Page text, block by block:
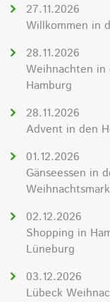
27.11.2026
Willkommen in
28.11.2026
Weihnachten
Hamburg
28.11.2026
Advent in den
01.12.2026
Gänseessen in
02.12.2026
Shopping in
Lüneburg
03.12.2026
Lübeck